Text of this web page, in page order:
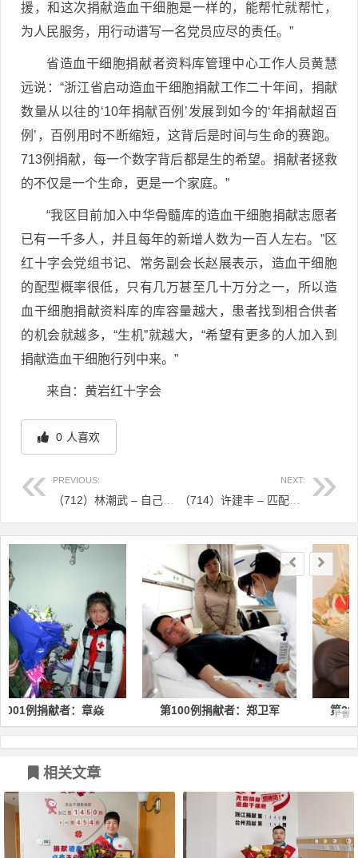
援，和这次捐献造血干细胞是一样的，能帮忙就帮忙，
为人民服务，用行动谱写一名党员应尽的责任。”
省造血干细胞捐献者资料库管理中心工作人员黄慧
远说：“浙江省启动造血干细胞捐献工作二十年间，捐献
数量从以往的‘10年捐献百例’发展到如今的‘年捐献超百
例’，百例用时不断缩短，这背后是时间与生命的赛跑。
713例捐献，每一个数字背后都是生的希望。捐献者拯救
的不仅是一个生命，更是一个家庭。”
“我区目前加入中华骨髓库的造血干细胞捐献志愿者
已有一千多人，并且每年的新增人数为一百人左右。”区
红十字会党组书记、常务副会长赵展表示，造血干细胞
的配型概率很低，只有几万甚至几十万分之一，所以造
血干细胞捐献资料库的库容量越大，患者找到相合供者
的机会就越多，“生机”就越大，“希望有更多的人加入到
捐献造血干细胞行列中来。”
来自：黄岩红十字会
0 人喜欢
PREVIOUS: NEXT:
文章导航
章焱 第100例捐献者：郑卫军 第200例捐献者：柳
相关文章